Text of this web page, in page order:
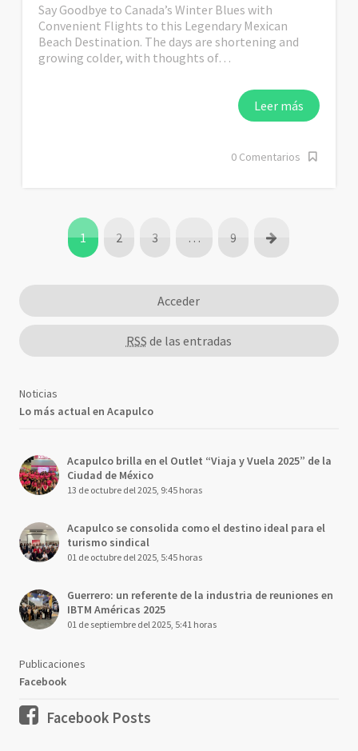
Say Goodbye to Canada’s Winter Blues with
Convenient Flights to this Legendary Mexican
Beach Destination. The days are shortening and
growing colder, with thoughts of…
Leer más
0 Comentarios
1 2 3 … 9
Acceder
RSS de las entradas
Noticias
Lo más actual en Acapulco
Acapulco brilla en el Outlet “Viaja y Vuela 2025” de la
Ciudad de México
13 de octubre del 2025, 9:45 horas
Acapulco se consolida como el destino ideal para el
turismo sindical
01 de octubre del 2025, 5:45 horas
Guerrero: un referente de la industria de reuniones en
IBTM Américas 2025
01 de septiembre del 2025, 5:41 horas
Publicaciones
Facebook
Facebook Posts